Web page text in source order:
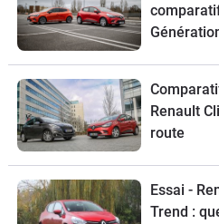
Renault
route
Essai -
Trend :